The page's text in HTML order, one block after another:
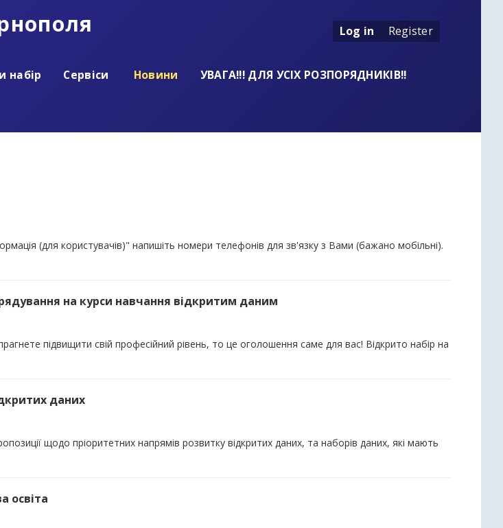
Log in Register
набір Сервіси Новини
УВАГА!!! ДЛЯ УСІХ РОЗПОРЯДНИКІВ!!
(для користувачів)" напишіть номери телефонів для зв'язку з Вами (бажано мобільні).
на курси навчання відкритим даним
підвищити свій професійний рівень, то це оголошення саме для вас! Відкрито набір на
даних
щодо пріоритетних напрямів розвитку відкритих даних, та наборів даних, які мають
освіта